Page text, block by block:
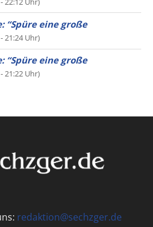
“Spüre eine große
21:24 Uhr)
“Spüre eine große
21:22 Uhr)
redaktion@sechzger.de